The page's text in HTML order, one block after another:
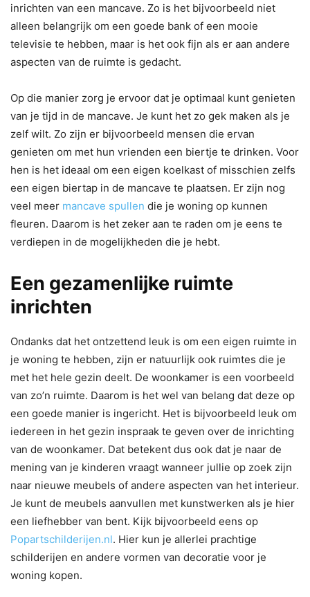
inrichten van een mancave. Zo is het bijvoorbeeld niet
alleen belangrijk om een goede bank of een mooie
televisie te hebben, maar is het ook fijn als er aan andere
aspecten van de ruimte is gedacht.
Op die manier zorg je ervoor dat je optimaal kunt genieten
van je tijd in de mancave. Je kunt het zo gek maken als je
zelf wilt. Zo zijn er bijvoorbeeld mensen die ervan
genieten om met hun vrienden een biertje te drinken. Voor
hen is het ideaal om een eigen koelkast of misschien zelfs
een eigen biertap in de mancave te plaatsen. Er zijn nog
veel meer mancave spullen die je woning op kunnen
fleuren. Daarom is het zeker aan te raden om je eens te
verdiepen in de mogelijkheden die je hebt.
Een gezamenlijke ruimte
inrichten
Ondanks dat het ontzettend leuk is om een eigen ruimte in
je woning te hebben, zijn er natuurlijk ook ruimtes die je
met het hele gezin deelt. De woonkamer is een voorbeeld
van zo’n ruimte. Daarom is het wel van belang dat deze op
een goede manier is ingericht. Het is bijvoorbeeld leuk om
iedereen in het gezin inspraak te geven over de inrichting
van de woonkamer. Dat betekent dus ook dat je naar de
mening van je kinderen vraagt wanneer jullie op zoek zijn
naar nieuwe meubels of andere aspecten van het interieur.
Je kunt de meubels aanvullen met kunstwerken als je hier
een liefhebber van bent. Kijk bijvoorbeeld eens op
Popartschilderijen.nl. Hier kun je allerlei prachtige
schilderijen en andere vormen van decoratie voor je
woning kopen.